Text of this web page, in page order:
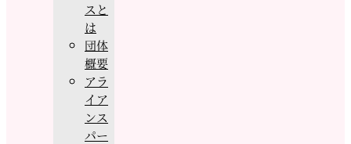
スと
は
団体
概要
アラ
イア
ンス
パー